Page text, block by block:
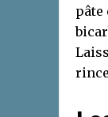
pâte